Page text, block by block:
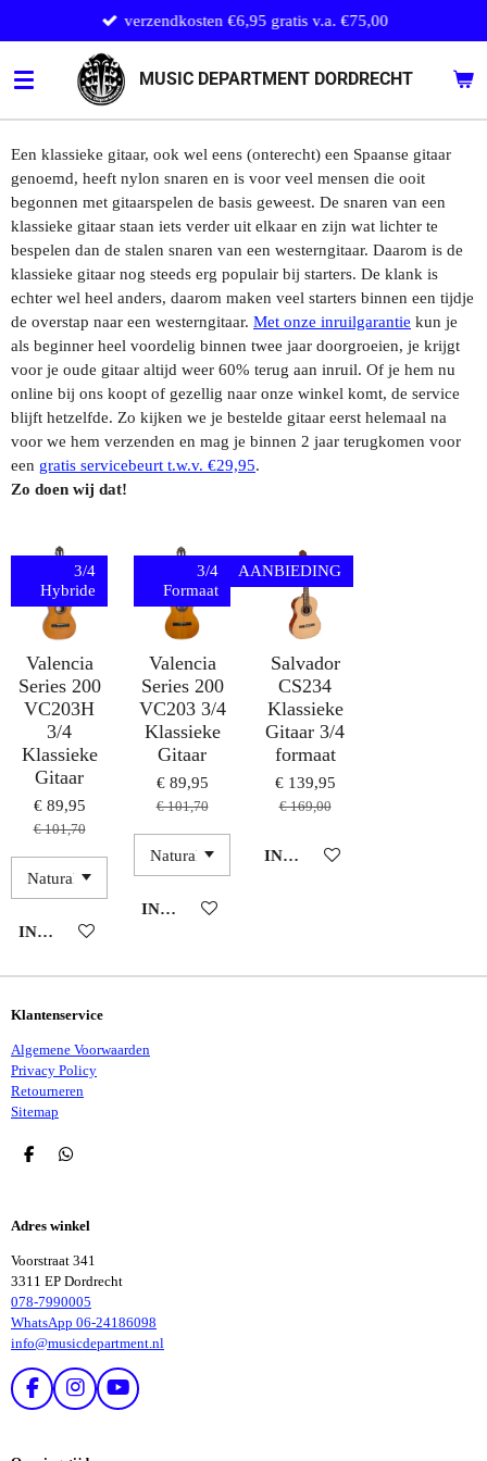
direct
naar
de
hoofdinhoud
MUSIC DEPARTMENT DORDRECHT
verzendkosten €6,95 gratis v.a. €75,00
Een klassieke gitaar, ook wel eens (onterecht) een Spaanse gitaar
genoemd, heeft nylon snaren en is voor veel mensen die ooit
begonnen met gitaarspelen de basis geweest. De snaren van een
klassieke gitaar staan iets verder uit elkaar en zijn wat lichter te
bespelen dan de stalen snaren van een westerngitaar. Daarom is de
klassieke gitaar nog steeds erg populair bij starters. De klank is
echter wel heel anders, daarom maken veel starters binnen een tijdje
de overstap naar een westerngitaar. Met onze inruilgarantie kun je
als beginner heel voordelig binnen twee jaar doorgroeien, je krijgt
voor je oude gitaar altijd weer 60% terug aan inruil. Of je hem nu
online bij ons koopt of gezellig naar onze winkel komt, de service
blijft hetzelfde. Zo kijken we je bestelde gitaar eerst helemaal na
voor we hem verzenden en mag je binnen 2 jaar terugkomen voor
een gratis servicebeurt t.w.v. €29,95.
Zo doen wij dat!
3/4
Hybride
Valencia
Series 200
VC203H
3/4
Klassieke
Gitaar
€ 89,95
€ 101,70
IN WINKELWAGEN
3/4
Formaat
Valencia
Series 200
VC203 3/4
Klassieke
Gitaar
€ 89,95
€ 101,70
IN WINKELWAGEN
AANBIEDING
Salvador
CS234
Klassieke
Gitaar 3/4
formaat
€ 139,95
€ 169,00
IN WINKELWAGEN
Klantenservice
Algemene Voorwaarden
Privacy Policy
Retourneren
Sitemap
D
N
D
N
Adres winkel
Voorstraat 341
3311 EP Dordrecht
078-7990005
WhatsApp 06-24186098
info@musicdepartment.nl
F
I
T
Y